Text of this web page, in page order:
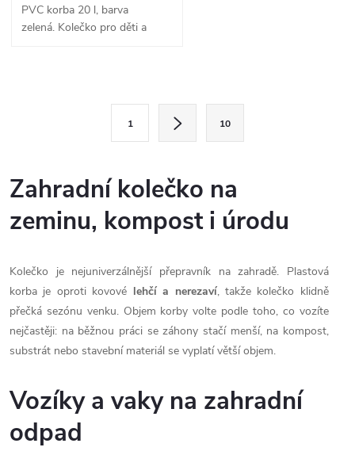
PVC korba 20 l, barva
zelená. Kolečko pro děti a
á
d
c
í
p
v
k
á
n
k
v
á
n
í
1 10
Zahradní kolečko na
zeminu, kompost i úrodu
Kolečko je nejuniverzálnější přepravník na zahradě. Plastová
korba je oproti kovové lehčí a nerezaví, takže kolečko klidně
přečká sezónu venku. Objem korby volte podle toho, co vozíte
nejčastěji: na běžnou práci se záhony stačí menší, na kompost,
substrát nebo stavební materiál se vyplatí větší objem.
Vozíky a vaky na zahradní
odpad